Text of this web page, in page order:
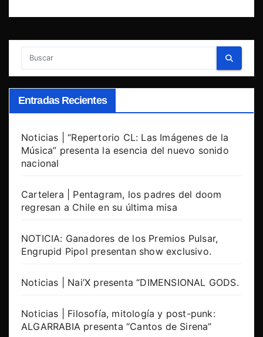
Entradas Recientes
Noticias | “Repertorio CL: Las Imágenes de la
Música” presenta la esencia del nuevo sonido
nacional
Cartelera | Pentagram, los padres del doom
regresan a Chile en su última misa
NOTICIA: Ganadores de los Premios Pulsar,
Engrupid Pipol presentan show exclusivo.
Noticias | Nai’X presenta “DIMENSIONAL GODS.
Noticias | Filosofía, mitología y post-punk:
ALGARRABIA presenta “Cantos de Sirena”